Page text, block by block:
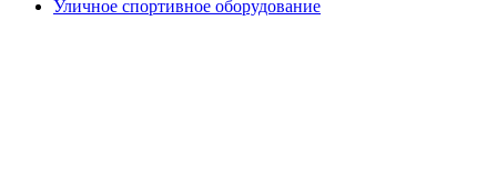
Уличное спортивное оборудование